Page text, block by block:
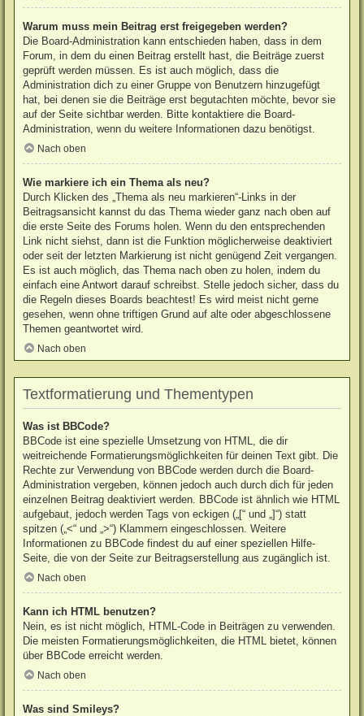
Warum muss mein Beitrag erst freigegeben werden?
Die Board-Administration kann entschieden haben, dass in dem
Forum, in dem du einen Beitrag erstellt hast, die Beiträge zuerst
geprüft werden müssen. Es ist auch möglich, dass die
Administration dich zu einer Gruppe von Benutzern hinzugefügt
hat, bei denen sie die Beiträge erst begutachten möchte, bevor sie
auf der Seite sichtbar werden. Bitte kontaktiere die Board-
Administration, wenn du weitere Informationen dazu benötigst.
Nach oben
Wie markiere ich ein Thema als neu?
Durch Klicken des „Thema als neu markieren“-Links in der
Beitragsansicht kannst du das Thema wieder ganz nach oben auf
die erste Seite des Forums holen. Wenn du den entsprechenden
Link nicht siehst, dann ist die Funktion möglicherweise deaktiviert
oder seit der letzten Markierung ist nicht genügend Zeit vergangen.
Es ist auch möglich, das Thema nach oben zu holen, indem du
einfach eine Antwort darauf schreibst. Stelle jedoch sicher, dass du
die Regeln dieses Boards beachtest! Es wird meist nicht gerne
gesehen, wenn ohne triftigen Grund auf alte oder abgeschlossene
Themen geantwortet wird.
Nach oben
Textformatierung und Thementypen
Was ist BBCode?
BBCode ist eine spezielle Umsetzung von HTML, die dir
weitreichende Formatierungsmöglichkeiten für deinen Text gibt. Die
Rechte zur Verwendung von BBCode werden durch die Board-
Administration vergeben, können jedoch auch durch dich für jeden
einzelnen Beitrag deaktiviert werden. BBCode ist ähnlich wie HTML
aufgebaut, jedoch werden Tags von eckigen („[“ und „]“) statt
spitzen („<“ und „>“) Klammern eingeschlossen. Weitere
Informationen zu BBCode findest du auf einer speziellen Hilfe-
Seite, die von der Seite zur Beitragserstellung aus zugänglich ist.
Nach oben
Kann ich HTML benutzen?
Nein, es ist nicht möglich, HTML-Code in Beiträgen zu verwenden.
Die meisten Formatierungsmöglichkeiten, die HTML bietet, können
über BBCode erreicht werden.
Nach oben
Was sind Smileys?